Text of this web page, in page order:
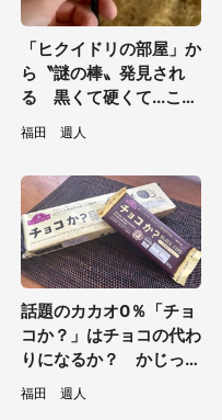
「ヒクイドリの部屋」か
ら〝謎の棒〟発見され
る 黒くて硬くて...これ
は何？動物園に聞く
福田 週人
話題のカカオ0％「チョ
コか？」はチョコの代わ
りになるか？ かじった
り溶かしたりして食べて
みた
福田 週人